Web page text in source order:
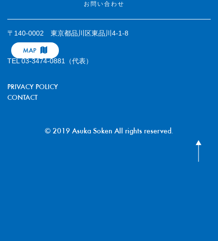
お問い合わせ
〒140-0002 東京都品川区東品川4-1-8
MAP
TEL 03-3474-0881（代表）
PRIVACY POLICY
CONTACT
© 2019 Asuka Soken All rights reserved.